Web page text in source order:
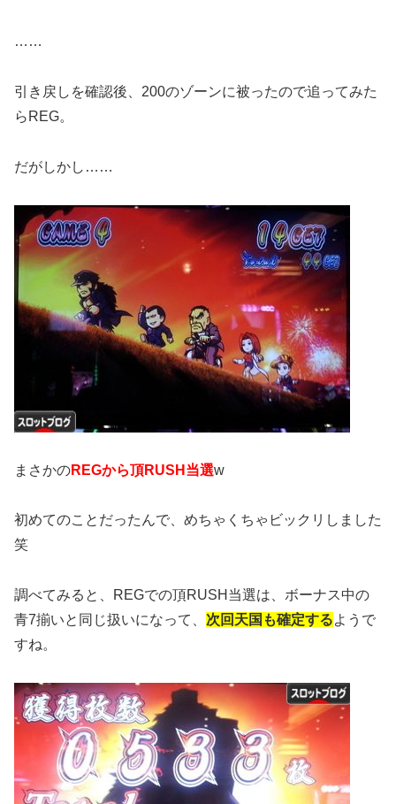
……
引き戻しを確認後、200のゾーンに被ったので追ってみた
らREG。
だがしかし……
まさかのREGから頂RUSH当選w
初めてのことだったんで、めちゃくちゃビックリしました
笑
調べてみると、REGでの頂RUSH当選は、ボーナス中の
青7揃いと同じ扱いになって、 次回天国も確定するようで
すね。